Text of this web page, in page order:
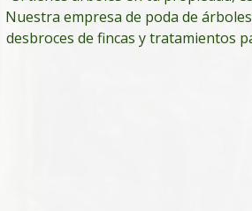
Nuestra empresa de poda de árboles
desbroces de fincas y tratamientos